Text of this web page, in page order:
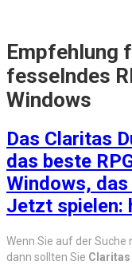
Empfehlung
fesselndes
Windows
Das Claritas
das beste
Windows,
Jetzt spielen:
Wenn Sie auf der Suche
dann sollten Sie Claritas